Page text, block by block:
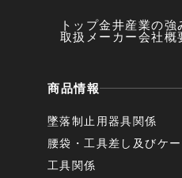
トップ金井産業の強
取扱メーカー会社概
商品情報
墜落制止用器具関係
腰袋・工具差し及びケ
工具関係